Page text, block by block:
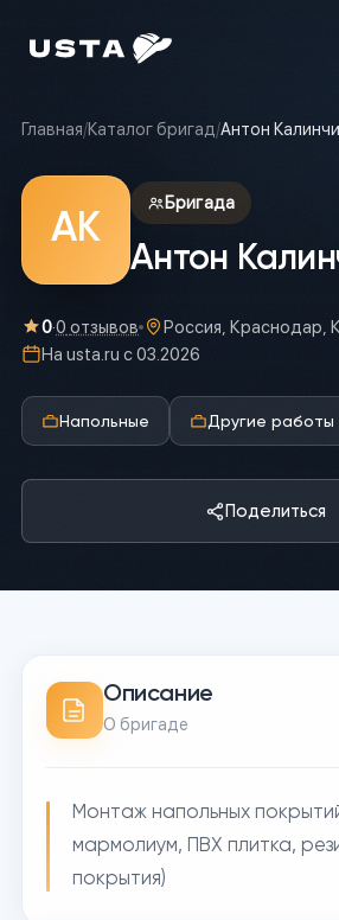
Главная/Каталог бригад/Антон
АК
Бригада
Антон
0·0 отзывов
Россия, Краснодар,
На usta.ru с03.2026
Напольные Другие работы
Поделиться
Описание
О бригаде
Монтаж напольных
мармолиум, ПВХ плитка,
покрытия)